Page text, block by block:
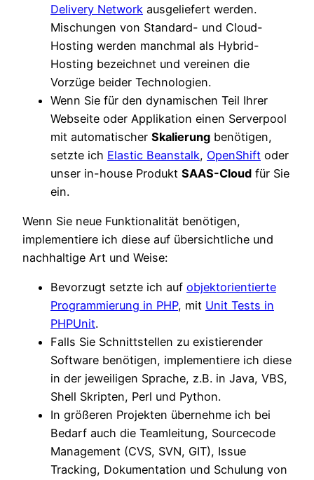
Delivery Network ausgeliefert werden.
Mischungen von Standard- und Cloud-
Hosting werden manchmal als Hybrid-
Hosting bezeichnet und vereinen die
Vorzüge beider Technologien.
Wenn Sie für den dynamischen Teil Ihrer
Webseite oder Applikation einen Serverpool
mit automatischer Skalierung benötigen,
setzte ich Elastic Beanstalk, OpenShift oder
unser in-house Produkt SAAS-Cloud für Sie
ein.
Wenn Sie neue Funktionalität benötigen,
implementiere ich diese auf übersichtliche und
nachhaltige Art und Weise:
Bevorzugt setzte ich auf objektorientierte
Programmierung in PHP, mit Unit Tests in
PHPUnit.
Falls Sie Schnittstellen zu existierender
Software benötigen, implementiere ich diese
in der jeweiligen Sprache, z.B. in Java, VBS,
Shell Skripten, Perl und Python.
In größeren Projekten übernehme ich bei
Bedarf auch die Teamleitung, Sourcecode
Management (CVS, SVN, GIT), Issue
Tracking, Dokumentation und Schulung von